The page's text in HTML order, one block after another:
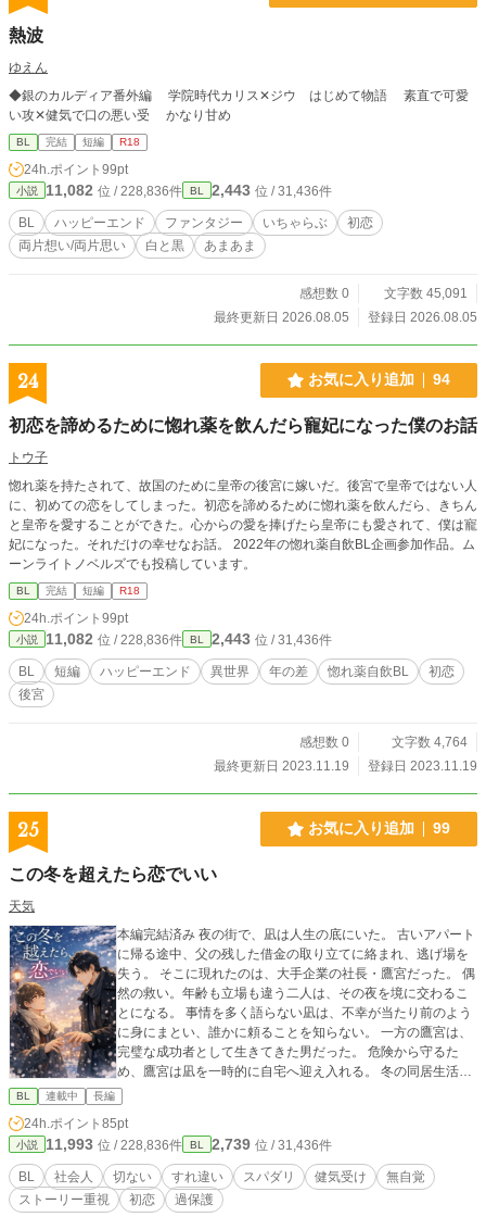
熱波
ゆえん
◆銀のカルディア番外編 学院時代カリス✕ジウ はじめて物語 素直で可愛
い攻✕健気で口の悪い受 かなり甘め
BL 完結 短編 R18
24h.ポイント 99pt
小説 11,082 位 / 228,836件 BL 2,443 位 / 31,436件
BL ハッピーエンド ファンタジー いちゃらぶ
初恋
両片想い/両片思い
白と黒 あまあま
感想数 0
文字数 45,091
最終更新日 2026.08.05
登録日 2026.08.05
24 お気に入り追加 94
初恋を諦めるために惚れ薬を飲んだら寵妃になった僕のお話
トウ子
惚れ薬を持たされて、故国のために皇帝の後宮に嫁いだ。後宮で皇帝ではない人
に、初めての恋をしてしまった。初恋を諦めるために惚れ薬を飲んだら、きちん
と皇帝を愛することができた。心からの愛を捧げたら皇帝にも愛されて、僕は寵
妃になった。それだけの幸せなお話。 2022年の惚れ薬自飲BL企画参加作品。ム
ーンライトノベルズでも投稿しています。
BL 完結 短編 R18
24h.ポイント 99pt
小説 11,082 位 / 228,836件 BL 2,443 位 / 31,436件
BL 短編 ハッピーエンド 異世界 年の差 惚れ薬自飲BL
初恋
後宮
感想数 0
文字数 4,764
最終更新日 2023.11.19
登録日 2023.11.19
25 お気に入り追加 99
この冬を超えたら恋でいい
天気
本編完結済み 夜の街で、凪は人生の底にいた。 古いアパート
に帰る途中、父の残した借金の取り立てに絡まれ、逃げ場を
失う。 そこに現れたのは、大手企業の社長・鷹宮だった。 偶
然の救い。年齢も立場も違う二人は、その夜を境に交わるこ
とになる。 事情を多く語らない凪は、不幸が当たり前のよう
に身にまとい、誰かに頼ることを知らない。 一方の鷹宮は、
完璧な成功者として生きてきた男だった。 危険から守るた
め、鷹宮は凪を一時的に自宅へ迎え入れる。 冬の同居生活の
中で、凪は少しずつ日常を取り戻していく。 大学へ通い、温
かい食事をし、夜を一人で怯えずに眠る。 しかし、守られる
ことに慣れない凪は、距離が近づくほどに自分から一歩引い
てしまう。 それは、失うことを恐れる、健気で不器用な選択
だった。 一方、鷹宮は気づいてしまう。 凪が笑うだけで、胸
が満たされることに。 そんな自分の感情から凪を守るつもり
で引いた距離が、 凪を遠ざけてしまう。 近づきたい。 けれ
BL 連載中 長編
24h.ポイント 85pt
小説 11,993 位 / 228,836件 BL 2,739 位 / 31,436件
BL 社会人 切ない すれ違い スパダリ 健気受け
無自覚
ストーリー重視
初恋 過保護